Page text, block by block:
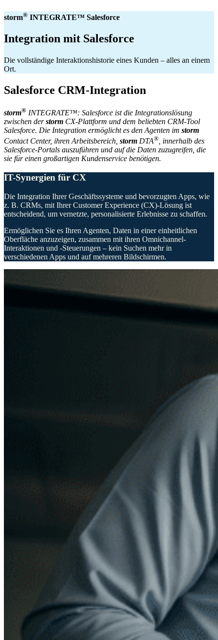
storm® INTEGRATE™ Salesforce
Integration mit Salesforce
Die vollständige Interaktionshistorie eines Kunden – alles an einem
Ort.
Salesforce CRM-Integration
storm® INTEGRATE™: Salesforce ist die Integrationslösung
zwischen derstorm CX-Plattform und dem beliebten CRM-Tool
Salesforce. Die Integration ermöglicht es den Agenten im storm
Contact Center, ihren Arbeitsbereich, storm DTA® , innerhalb des
Salesforce-Portals auszuführen und auf die Daten zuzugreifen, die
sie für einen großartigen Kundenservice benötigen.
IT-Synergien für CX
Die Integration Ihrer Geschäftssysteme und bevorzugten Apps, wie
z. B. CRMs, mit Ihrer Customer Experience (CX)-Lösung ist
entscheidend, um vernetzte, personalisierte Erlebnisse zu schaffen.
Ermöglichen Sie es Ihren Agenten, Daten in einer einheitlichen
Oberfläche anzuzeigen, zusammen mit ihren Omnichannel-
Interaktionen und -Steuerungen – kein Suchen mehr in
verschiedenen Apps und auf mehreren Bildschirmen.